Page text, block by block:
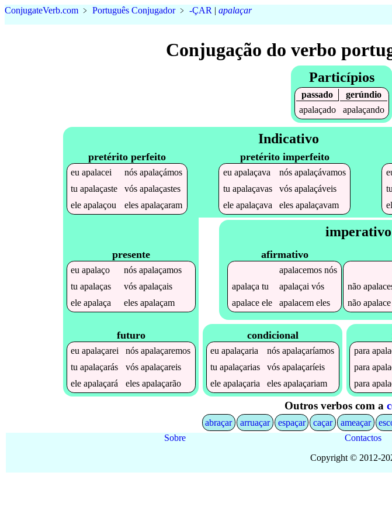
ConjugateVerb.com ﹥ Português Conjugador﹥ -ÇAR | apalaçar
Conjugação do verbo
Particípios
passado
gerúndio
apalaçado
apalaçando
Indicativo
pretérito perfeito
euapalacei nósapalaçámos
tuapalaçaste vósapalaçastes
eleapalaçou elesapalaçaram
pretérito imperfeito
eu apalaçava nós apalaçávamos
tu apalaçavas vós apalaçáveis
ele apalaçava eles apalaçavam
presente
euapalaço nósapalaçamos
tuapalaças vósapalaçais
eleapalaça elesapalaçam
futuro
euapalaçarei nósapalaçaremos
tuapalaçarás vósapalaçareis
eleapalaçará elesapalaçarão
imperativo
afirmativo
apalacemosnós
apalaça tu apalaçai vós
apalaceele apalacemeles
não
não apalace
condicional
euapalaçaria nósapalaçaríamos
tuapalaçarias vósapalaçaríeis
eleapalaçaria elesapalaçariam
para
para
para
Outros verbos com a
abraçar arruaçar espaçar caçar ameaçar
Sobre
Contactos
Copyright © 2012-